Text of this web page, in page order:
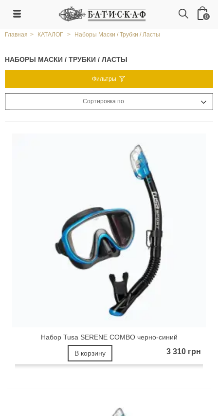
0
Главная > КАТАЛОГ > Наборы Маски / Трубки / Ласты
НАБОРЫ МАСКИ / ТРУБКИ / ЛАСТЫ
Фильтры
Сортировка по
Набор Tusa SERENE COMBO черно-синий
3 310 грн
В корзину